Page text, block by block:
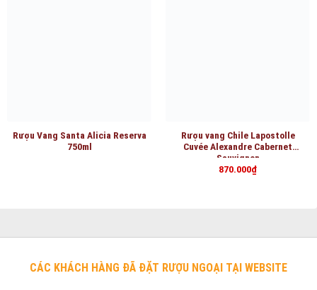
Rượu Vang Santa Alicia Reserva
750ml
Rượu vang Chile Lapostolle
Cuvée Alexandre Cabernet
Sauvignon
870.000₫
CÁC KHÁCH HÀNG ĐÃ ĐẶT RƯỢU NGOẠI TẠI WEBSITE